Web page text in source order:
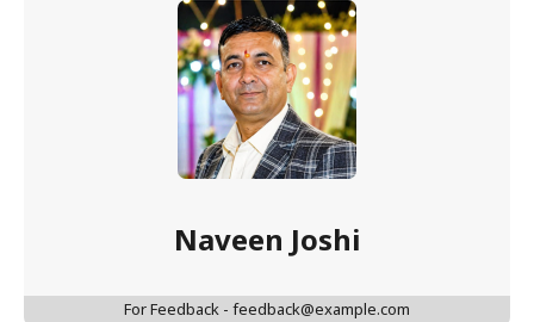
Naveen Joshi
For Feedback - feedback@example.com